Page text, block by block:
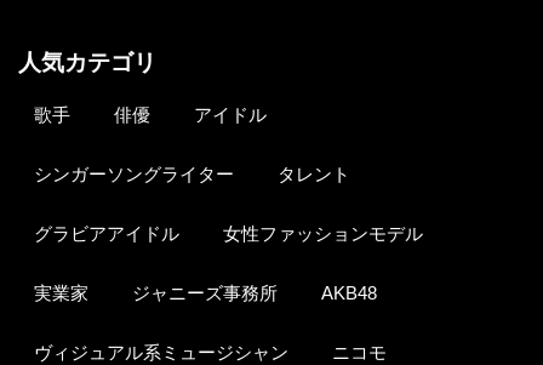
人気カテゴリ
歌手 俳優 アイドル
シンガーソングライター タレント
グラビアアイドル 女性ファッションモデル
実業家 ジャニーズ事務所 AKB48
ヴィジュアル系ミュージシャン ニコモ